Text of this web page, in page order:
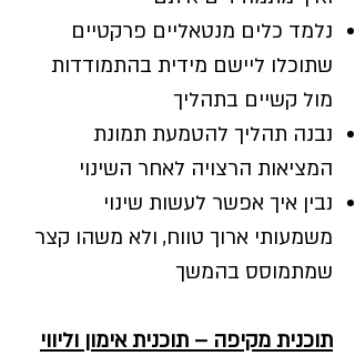
נלמד כלים מנטאליים פרקטיים
שתוכלו ליישם מידית בהתמודדות
מול קשיים בתהליך
נבנה תהליך להטמעת תמונת
המציאות הרצויה לאחר השינוי
נבין איך אפשר לעשות שינוי
משמעותי ארוך טווח, ולא משהו קצר
שמתמוסס בהמשך
תוכנית מקיפה – תוכנית אימון וליווי